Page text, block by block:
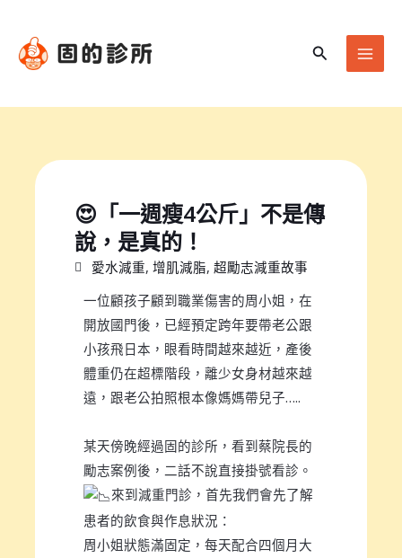
內
搜
😍「一週瘦4公斤」不是傳
說，是真的！
愛水減重, 增肌減脂, 超勵志減重故事
一位顧孩子顧到職業傷害的周小姐，在
開放國門後，已經預定跨年要帶老公跟
小孩飛日本，眼看時間越來越近，產後
體重仍在超標階段，離少女身材越來越
遠，跟老公拍照根本像媽媽帶兒子…..
某天傍晚經過固的診所，看到蔡院長的
勵志案例後，二話不說直接掛號看診。
來到減重門診，首先我們會先了解
患者的飲食與作息狀況：
周小姐狀態滿固定，每天配合四個月大